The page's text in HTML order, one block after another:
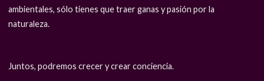
ambientales, sólo tienes que traer ganas y pasión por la
naturaleza.
Juntos, podremos crecer y crear conciencia.